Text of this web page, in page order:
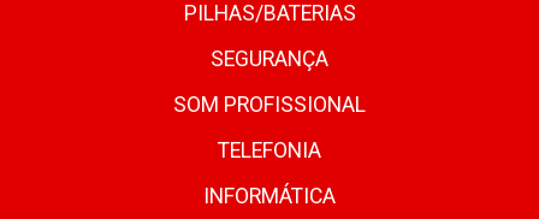
PILHAS/BATERIAS
SEGURANÇA
SOM PROFISSIONAL
TELEFONIA
INFORMÁTICA